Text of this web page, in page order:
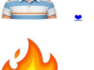
❤️